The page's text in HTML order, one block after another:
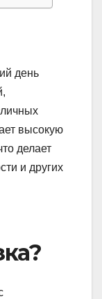
день
высокую
делает
и других